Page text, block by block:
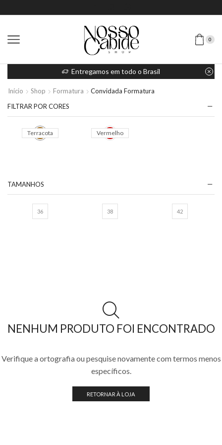
0
Entregamos em todo o Brasil
Início Shop Formatura Convidada Formatura
NENHUM PRODUTO FOI ENCONTRADO
Verifique a ortografia ou pesquise novamente com termos menos
específicos.
RETORNAR À LOJA
FILTRAR POR CORES
TAMANHOS
36 38 42